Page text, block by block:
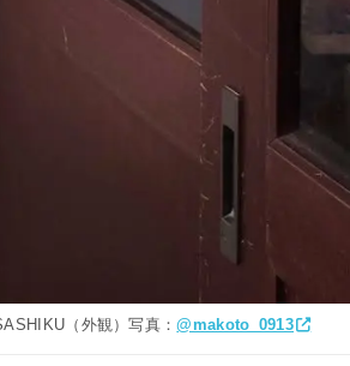
（外観）写真：@makoto_0913